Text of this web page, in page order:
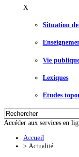
X
Situation
Vie
Lexiques
Etudes
Accéder aux services en
Accueil
>Actualité